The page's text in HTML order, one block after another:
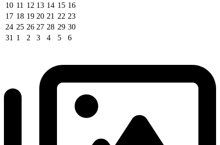
10 11 12 13 14 15 16
17 18 19 20 21 22 23
24 25 26 27 28 29 30
31 1 2 3 4 5 6